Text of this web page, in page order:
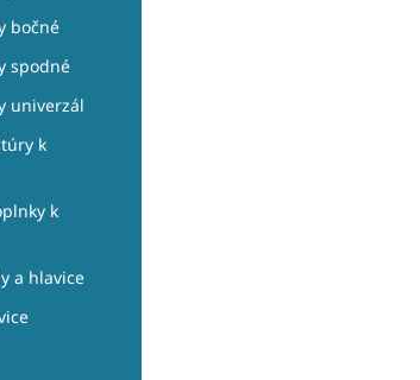
bočné
spodné
univerzál
k
k
a hlavice